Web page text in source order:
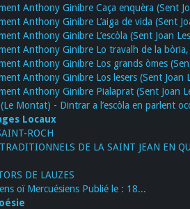
Anthony Ginibre Caça enquèra (Sent
Anthony Ginibre L’aiga de vida (Sent
Anthony Ginibre L’escòla (Sent Joan
Anthony Ginibre Lo travalh de la bòria,
Anthony Ginibre Los grands òmes
Anthony Ginibre Los lesers (Sent Joan
Anthony Ginibre Pialaprat (Sent Joan
Montat) - Dintrar a l’escòla en parlent
Locaux
ROCH
DE LA SAINT JEAN EN
DE LAUZES
oï Mercuésiens Publié le : 18...